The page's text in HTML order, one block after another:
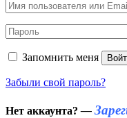
Запомнить меня
Забыли свой пароль?
Нет аккаунта? —